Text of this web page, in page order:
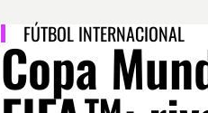
FÚTBOL INTERNACIONAL
Copa